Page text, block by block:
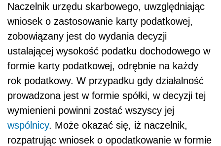
Naczelnik urzędu skarbowego, uwzględniając
wniosek o zastosowanie karty podatkowej,
zobowiązany jest do wydania decyzji
ustalającej wysokość podatku dochodowego w
formie karty podatkowej, odrębnie na każdy
rok podatkowy. W przypadku gdy działalność
prowadzona jest w formie spółki, w decyzji tej
wymienieni powinni zostać wszyscy jej
wspólnicy. Może okazać się, iż naczelnik,
rozpatrując wniosek o opodatkowanie w formie